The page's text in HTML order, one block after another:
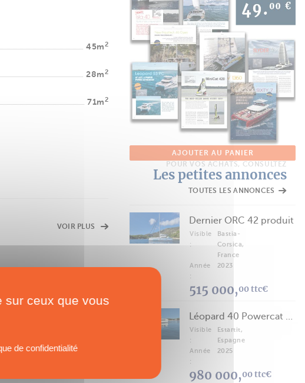
45m2
28m2
71m2
VOIR PLUS
AJOUTER AU PANIER
POUR VOS ACHATS, CONSULTEZ
Les petites annonces
TOUTES LES ANNONCES
Dernier ORC 42 produit
Visible
:
Bastia-
Corsica,
France
Année
:
2023
515 000,00 ttc€
Léopard 40 Powercat 2025
Visible
:
Estartit,
Espagne
Année
:
2025
980 000,00 ttc€
sur ceux que vous
de confidentialité